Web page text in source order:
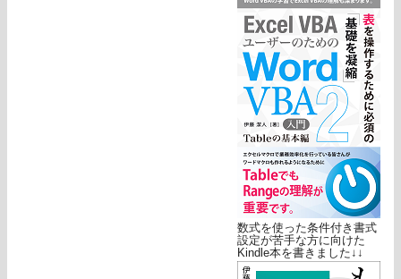
数式を使った条件付き書式
設定が苦手な方に向けた
Kindle本を書きました↓↓